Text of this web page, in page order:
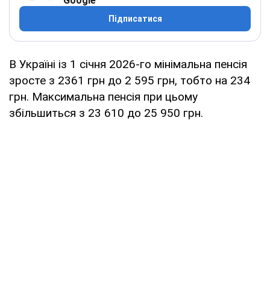
Підписатися
В Україні із 1 січня 2026-го мінімальна пенсія
зросте з 2361 грн до 2 595 грн, тобто на 234
грн. Максимальна пенсія при цьому
збільшиться з 23 610 до 25 950 грн.